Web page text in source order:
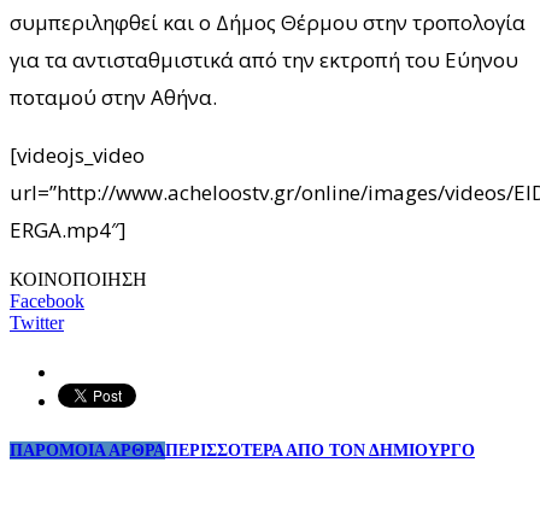
συμπεριληφθεί και ο Δήμος Θέρμου στην τροπολογία
για τα αντισταθμιστικά από την εκτροπή του Εύηνου
ποταμού στην Αθήνα.
[videojs_video
url=”http://www.acheloostv.gr/online/images/videos/
ERGA.mp4″]
ΚΟΙΝΟΠΟΙΗΣΗ
Facebook
Twitter
ΠΑΡΟΜΟΙΑ ΑΡΘΡΑΠΕΡΙΣΣΟΤΕΡΑ ΑΠΟ ΤΟΝ ΔΗΜΙΟΥΡΓΟ